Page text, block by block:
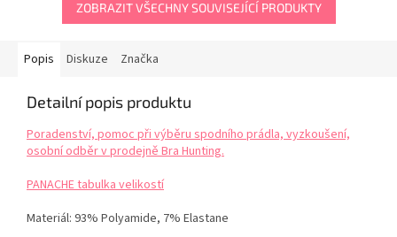
ZOBRAZIT VŠECHNY SOUVISEJÍCÍ PRODUKTY
Popis Diskuze Značka
Detailní popis produktu
Poradenství, pomoc při výběru spodního prádla, vyzkoušení,
osobní odběr v prodejně Bra Hunting.
PANACHE tabulka velikostí
Materiál: 93% Polyamide, 7% Elastane